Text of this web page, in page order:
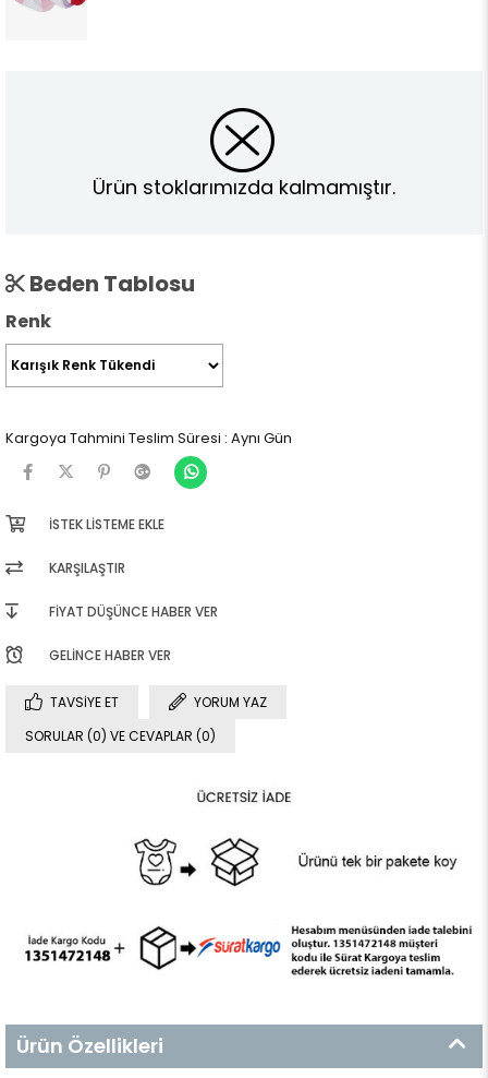
Ürün stoklarımızda kalmamıştır.
Beden Tablosu
Renk
Kargoya Tahmini Teslim Süresi : Aynı Gün
İSTEK LISTEME EKLE
KARŞILAŞTIR
FIYAT DÜŞÜNCE HABER VER
GELINCE HABER VER
TAVSIYE ET
YORUM YAZ
SORULAR (0) VE CEVAPLAR (0)
Ürün Özellikleri